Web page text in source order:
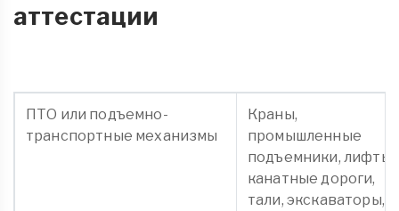
аттестации
ПТО или подъемно-
транспортные механизмы
Краны,
промышленные
подъемники, лифты,
канатные дороги,
тали, экскаваторы,